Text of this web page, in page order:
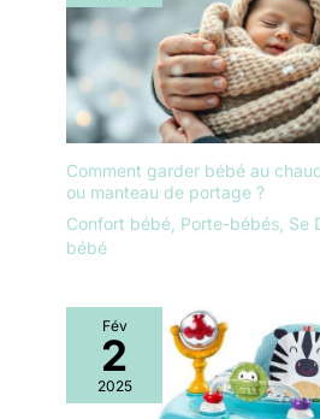
Comment garder bébé au
ou manteau de portage ?
Confort bébé Porte-bébés Se
bébé
Fév
2
2025